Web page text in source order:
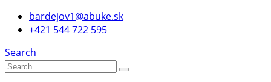
bardejov1@abuke.sk
+421 544 722 595
Search